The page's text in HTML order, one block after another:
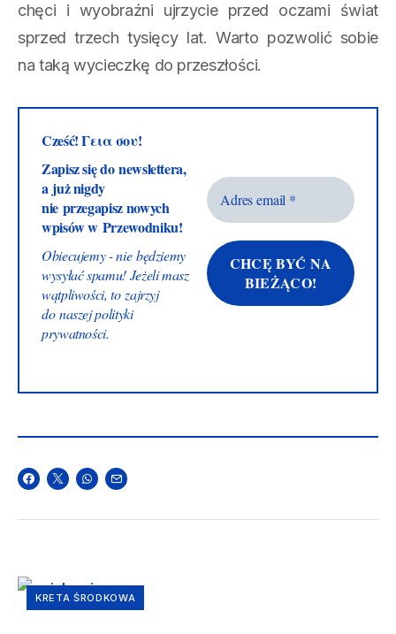
chęci i wyobraźni ujrzycie przed oczami świat
sprzed trzech tysięcy lat. Warto pozwolić sobie
na taką wycieczkę do przeszłości.
Cześć! Γεια σου!
Zapisz się do newslettera,
a już nigdy
nie przegapisz nowych
wpisów w Przewodniku!
Obiecujemy - nie będziemy
wysyłać spamu! Jeżeli masz
wątpliwości, to zajrzyj
do naszejpolityki
prywatności.
KRETA ŚRODKOWA